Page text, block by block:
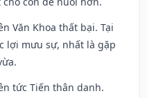
Văn Khoa thất bại. Tại
lợi mưu sự, nhất là gặp
tức Tiến thân danh.